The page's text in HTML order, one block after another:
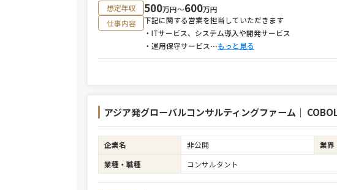
想定年収 500万円〜600万円
仕事内容
下記に関する営業を担当していただきます
・ITサービス、システム導入や開発サービス
・運用保守サービス⋯もっと見る
アジア発グローバルコンサルティングファーム｜
企業名 非公開 業界
業種・職種
コンサルタント